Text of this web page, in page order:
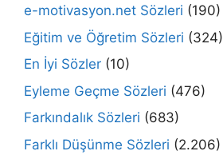
e-motivasyon.net Sözleri (190)
Eğitim ve Öğretim Sözleri (324)
En İyi Sözler (10)
Eyleme Geçme Sözleri (476)
Farkındalık Sözleri (683)
Farklı Düşünme Sözleri (2.206)